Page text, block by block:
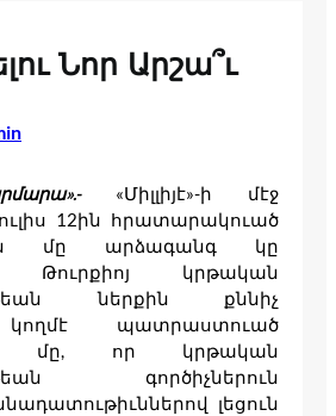
Նոր Արշա՞ւ
».-«Միլլիյէ»-ի մէջ
12ին հրատարակուած
մը արձագանգ կը
Թուրքիոյ կրթական
ներքին քննիչ
պատրաստուած
մը, որ կրթական
գործիչներուն
լեցուն